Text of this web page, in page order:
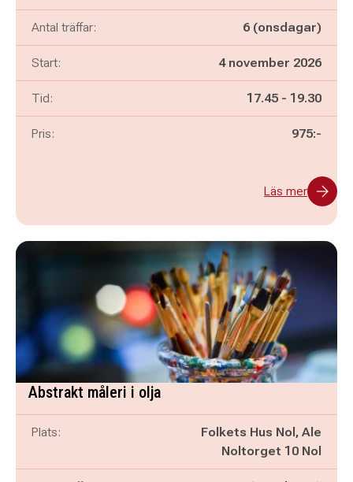
Antal träffar: 6 (onsdagar)
Start: 4 november 2026
Tid: Pågår mellan
17.45 - och
19.30
Pris: 975:-
Läs mer
Abstrakt måleri i olja
Plats:
Folkets Hus Nol, Ale
Noltorget 10 Nol